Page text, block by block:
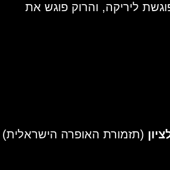
ליריקה, והרוק פוגש את
(תזמורת האופרה הישראלית)